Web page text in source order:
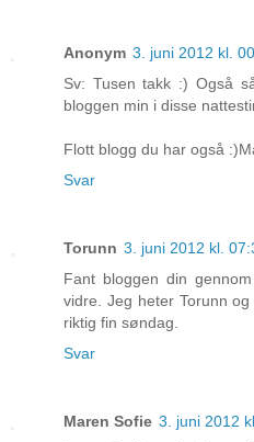
Anonym 3. juni 2012 kl.
Sv: Tusen takk :) Også
bloggen min i disse
Flott blogg du har også
Svar
Torunn 3. juni 2012 kl.
Fant bloggen din
vidre. Jeg heter Torunn
riktig fin søndag.
Svar
Maren Sofie 3. juni 2012